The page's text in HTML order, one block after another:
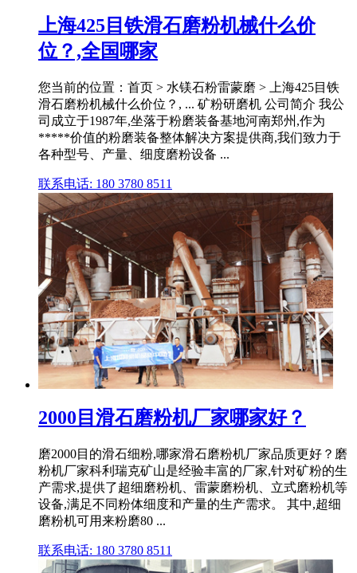
上海425目铁滑石磨粉机械什么价
位？,全国哪家
您当前的位置：首页 > 水镁石粉雷蒙磨 > 上海425目铁
滑石磨粉机械什么价位？, ... 矿粉研磨机 公司简介 我公
司成立于1987年,坐落于粉磨装备基地河南郑州,作为
*****价值的粉磨装备整体解决方案提供商,我们致力于
各种型号、产量、细度磨粉设备 ...
联系电话: 180 3780 8511
2000目滑石磨粉机厂家哪家好？
磨2000目的滑石细粉,哪家滑石磨粉机厂家品质更好？磨
粉机厂家科利瑞克矿山是经验丰富的厂家,针对矿粉的生
产需求,提供了超细磨粉机、雷蒙磨粉机、立式磨粉机等
设备,满足不同粉体细度和产量的生产需求。 其中,超细
磨粉机可用来粉磨80 ...
联系电话: 180 3780 8511